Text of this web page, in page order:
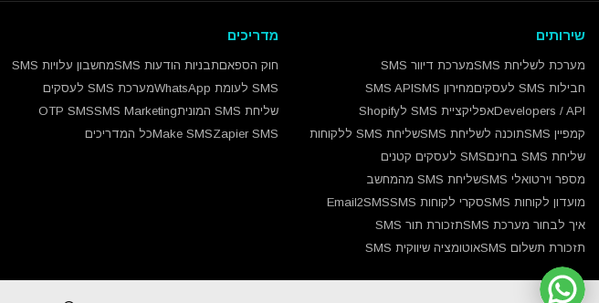
שירותים
מערכת לשליחת SMS
מערכת דיוור SMS
חבילות SMS לעסקים
מחירון SMS
SMS API
Developers / APIאפליקציית SMS לShopify
קמפיין SMS
תוכנה לשליחת SMS
שליחת SMS ללקוחות
שליחת SMS בחינם
SMS לעסקים קטנים
מספר וירטואלי SMS
שליחת SMS מהמחשב
מועדון לקוחות SMS
סקרי לקוחות SMS
Email2SMS
איך לבחור מערכת SMS
תזכורת תור SMS
תזכורת תשלום SMS
אוטומציה שיווקית SMS
מדריכים
חוק הספאםתבניות הודעות SMS
מחשבון עלויות SMS
SMS לעומת WhatsApp
מערכת SMS לעסקים
שליחת SMS המונית
SMS Marketing
OTP SMS
Zapier SMS
Make SMSכל המדריכים